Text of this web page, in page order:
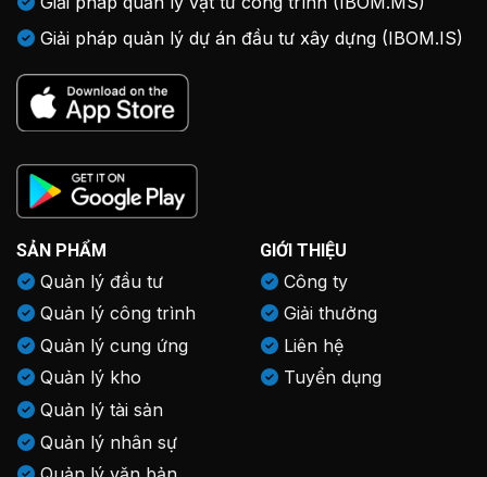
Giải pháp quản lý dự án đầu tư xây dựng (IBOM.IS)
SẢN PHẨM
Quản lý đầu tư
Quản lý công trình
Quản lý cung ứng
Quản lý kho
Quản lý tài sản
Quản lý nhân sự
GIỚI THIỆU
Công ty
Giải thưởng
Liên hệ
Tuyển dụng